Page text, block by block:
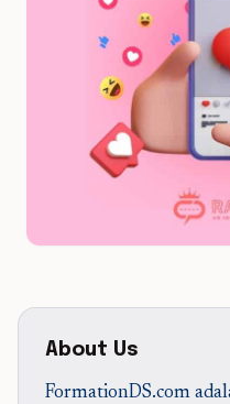
About Us
FormationDS.com